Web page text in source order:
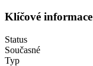
Klíčové informace
Status
Současné
Typ